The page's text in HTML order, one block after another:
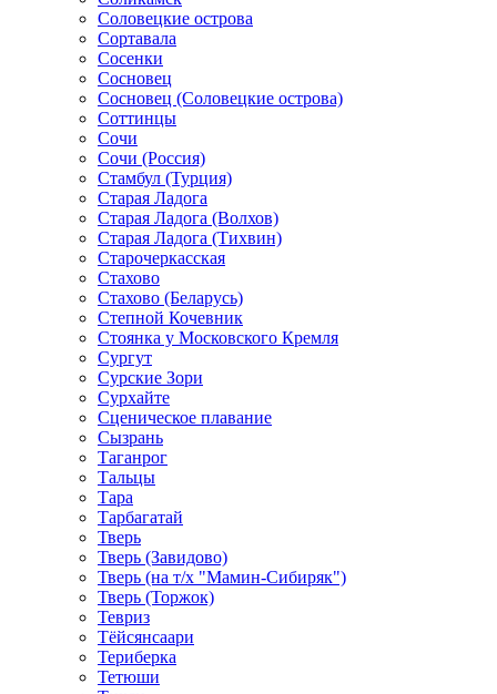
Соловецкие острова
Сортавала
Сосенки
Сосновец
Сосновец (Соловецкие острова)
Соттинцы
Сочи
Сочи (Россия)
Стамбул (Турция)
Старая Ладога
Старая Ладога (Волхов)
Старая Ладога (Тихвин)
Старочеркасская
Стахово
Стахово (Беларусь)
Степной Кочевник
Стоянка у Московского Кремля
Сургут
Сурские Зори
Сурхайте
Сценическое плавание
Сызрань
Таганрог
Тальцы
Тара
Тарбагатай
Тверь
Тверь (Завидово)
Тверь (на т/х "Мамин-Сибиряк")
Тверь (Торжок)
Тевриз
Тёйсянсаари
Териберка
Тетюши